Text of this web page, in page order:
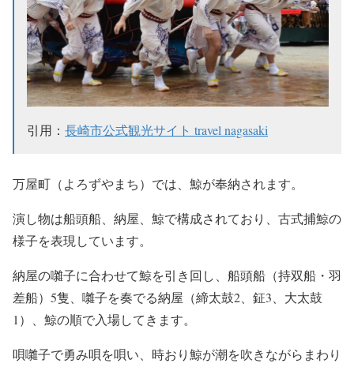
引用： 長崎市公式観光サイト travel nagasaki
万屋町（よろずやまち）では、鯨が奉納されます。
演し物は船頭船、納屋、鯨で構成されており、古式捕鯨の
様子を表現しています。
納屋の囃子に合わせて鯨を引き回し、船頭船（持双船・羽
差船）5隻、囃子を奏でる納屋（締太鼓2、鉦3、大太鼓
1）、鯨の順で入場してきます。
唄囃子で勇み唄を唄い、時おり鯨が潮を吹きながらまわり